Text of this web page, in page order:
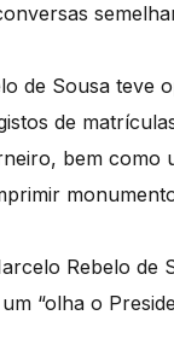
de Sousa teve
de
bem
Rebelo de
“olha o